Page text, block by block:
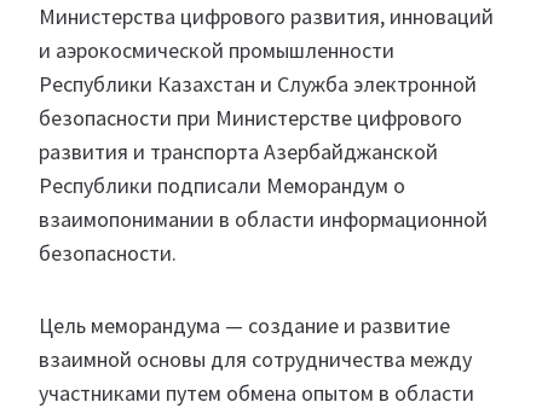
Министерства цифрового развития, инноваций
и аэрокосмической промышленности
Республики Казахстан и Служба электронной
безопасности при Министерстве цифрового
развития и транспорта Азербайджанской
Республики подписали Меморандум о
взаимопонимании в области информационной
безопасности.
Цель меморандума — создание и развитие
взаимной основы для сотрудничества между
участниками путем обмена опытом в области